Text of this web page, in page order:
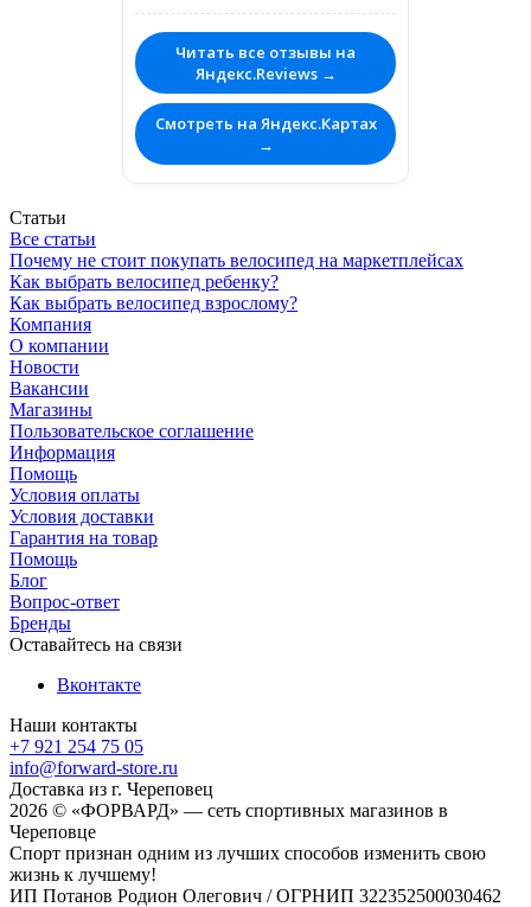
Читать все отзывы на
Яндекс.Reviews →
Смотреть на Яндекс.Картах
→
Статьи
Все статьи
Почему не стоит покупать велосипед на маркетплейсах
Как выбрать велосипед ребенку?
Как выбрать велосипед взрослому?
Компания
О компании
Новости
Вакансии
Магазины
Пользовательское соглашение
Информация
Помощь
Условия оплаты
Условия доставки
Гарантия на товар
Помощь
Блог
Вопрос-ответ
Бренды
Оставайтесь на связи
Вконтакте
Наши контакты
+7 921 254 75 05
info@forward-store.ru
Доставка из г. Череповец
2026 © «ФОРВАРД» — сеть спортивных магазинов в
Череповце
Спорт признан одним из лучших способов изменить свою
жизнь к лучшему!
ИП Потанов Родион Олегович / ОГРНИП 322352500030462